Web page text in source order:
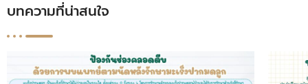
บทความที่น่าสนใจ